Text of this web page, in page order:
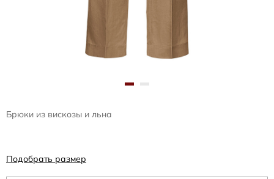
Брюки из вискозы и льна
Подобрать размер